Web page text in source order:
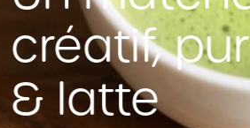
créatif, pur
latte